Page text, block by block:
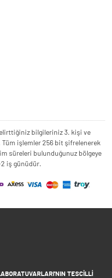
bilgileriniz 3. kişi ve
Tüm işlemler 256 bit şifrelenerek
süreleri bulunduğunuz bölgeye
2 iş günüdür.
TESCILLI